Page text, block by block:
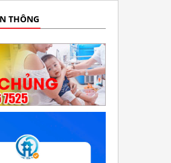
THÔNG